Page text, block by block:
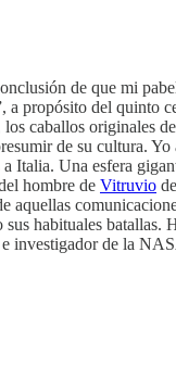
de que mi
a propósito del quinto
caballos originales
de su cultura.
Italia. Una esfera
hombre de Vitruvio
habituales
investigador de la